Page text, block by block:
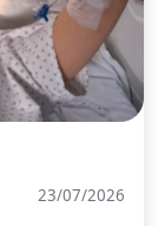
23/07/2026